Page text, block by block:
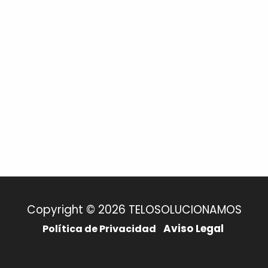
Copyright © 2026 TELOSOLUCIONAMOS
Política de Privacidad Aviso Legal